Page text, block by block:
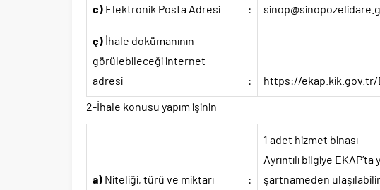
c) Elektronik Posta Adresi :
ç) İhale dokümanının
görülebileceği internet
adresi
:
https://ekap.kik.gov.tr/
2-İhale konusu yapım işinin
a) Niteliği, türü ve miktarı :
1 adet hizmet binası
Ayrıntılı bilgiye
şartnameden ulaşılabilir.